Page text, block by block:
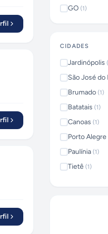
GO (1)
CIDADES
Jardinópolis (
São José do
Brumado (1)
Batatais (1)
Canoas (1)
Porto Alegre
Paulínia (1)
Tietê (1)